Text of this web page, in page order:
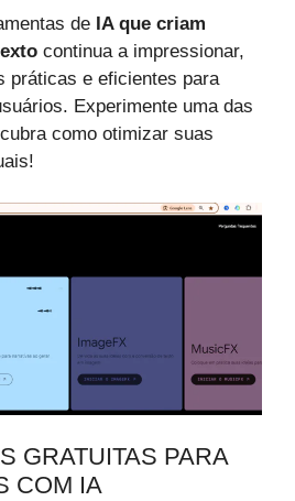
de IA que criam
continua a impressionar,
práticas e eficientes para
Experimente uma das
como otimizar suas
GRATUITAS PARA
COM IA